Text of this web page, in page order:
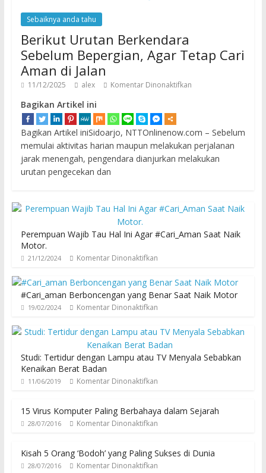
Sebaiknya anda tahu
Berikut Urutan Berkendara
Sebelum Bepergian, Agar Tetap Cari
Aman di Jalan
11/12/2025 alex Komentar Dinonaktifkan
Bagikan Artikel ini
Bagikan Artikel iniSidoarjo, NTTOnlinenow.com – Sebelum
memulai aktivitas harian maupun melakukan perjalanan
jarak menengah, pengendara dianjurkan melakukan
urutan pengecekan dan
Perempuan Wajib Tau Hal Ini Agar #Cari_Aman Saat Naik
Motor.
21/12/2024 Komentar Dinonaktifkan
#Cari_aman Berboncengan yang Benar Saat Naik Motor
19/02/2024 Komentar Dinonaktifkan
Studi: Tertidur dengan Lampu atau TV Menyala Sebabkan
Kenaikan Berat Badan
11/06/2019 Komentar Dinonaktifkan
15 Virus Komputer Paling Berbahaya dalam Sejarah
28/07/2016 Komentar Dinonaktifkan
Kisah 5 Orang ‘Bodoh’ yang Paling Sukses di Dunia
28/07/2016 Komentar Dinonaktifkan